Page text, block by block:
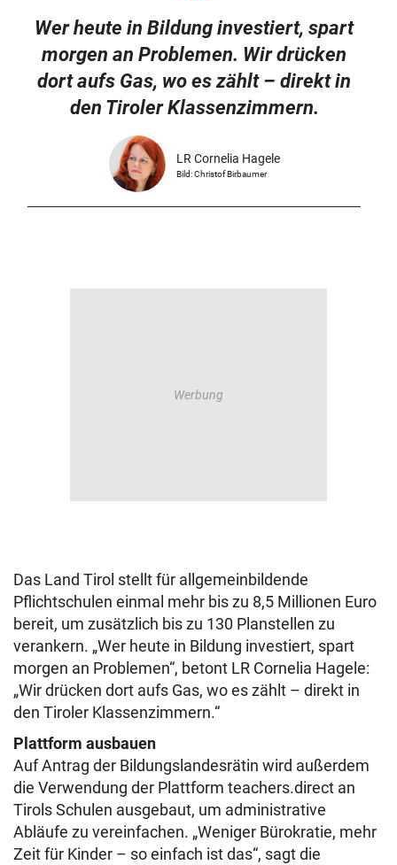
Wer heute in Bildung investiert, spart
morgen an Problemen. Wir drücken
dort aufs Gas, wo es zählt – direkt in
den Tiroler Klassenzimmern.
LR Cornelia Hagele
Bild: Christof Birbaumer
Das Land Tirol stellt für allgemeinbildende
Pflichtschulen einmal mehr bis zu 8,5 Millionen Euro
bereit, um zusätzlich bis zu 130 Planstellen zu
verankern. „Wer heute in Bildung investiert, spart
morgen an Problemen“, betont LR Cornelia Hagele:
„Wir drücken dort aufs Gas, wo es zählt – direkt in
den Tiroler Klassenzimmern.“
Plattform ausbauen
Auf Antrag der Bildungslandesrätin wird außerdem
die Verwendung der Plattform teachers.direct an
Tirols Schulen ausgebaut, um administrative
Abläufe zu vereinfachen. „Weniger Bürokratie, mehr
Zeit für Kinder – so einfach ist das“, sagt die